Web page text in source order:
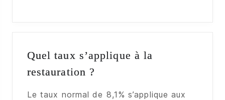
Quel taux s’applique à la
restauration ?
Le taux normal de 8,1% s’applique aux